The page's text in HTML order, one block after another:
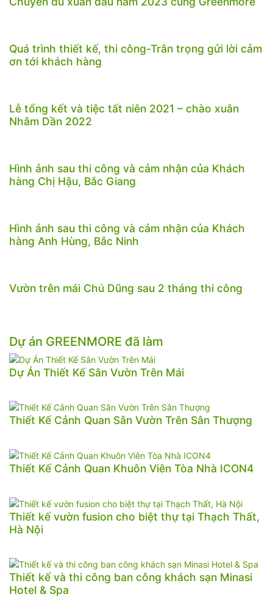
Quá trình thiết kế, thi công-Trân trọng gửi lời cảm
ơn tới khách hàng
Lễ tổng kết và tiệc tất niên 2021 – chào xuân
Nhâm Dần 2022
Hình ảnh sau thi công và cảm nhận của Khách
hàng Chị Hậu, Bắc Giang
Hình ảnh sau thi công và cảm nhận của Khách
hàng Anh Hùng, Bắc Ninh
Vườn trên mái Chú Dũng sau 2 tháng thi công
Dự án GREENMORE đã làm
Dự Án Thiết Kế Sân Vườn Trên Mái
Thiết Kế Cảnh Quan Sân Vườn Trên Sân Thượng
Thiết Kế Cảnh Quan Khuôn Viên Tòa Nhà ICON4
Thiết kế vườn fusion cho biệt thự tại Thạch Thất,
Hà Nội
Thiết kế và thi công ban công khách sạn Minasi
Hotel & Spa